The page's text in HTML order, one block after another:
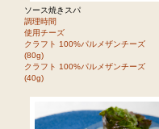
ソース焼きスパ
調理時間
使用チーズ
クラフト 100%パルメザンチーズ
(80g)
クラフト 100%パルメザンチーズ
(40g)